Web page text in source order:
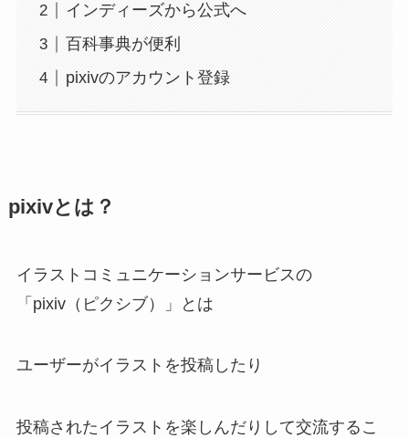
インディーズから公式へ
百科事典が便利
pixivのアカウント登録
pixivとは？
イラストコミュニケーションサービスの
「pixiv（ピクシブ）」とは
ユーザーがイラストを投稿したり
投稿されたイラストを楽しんだりして交流するこ